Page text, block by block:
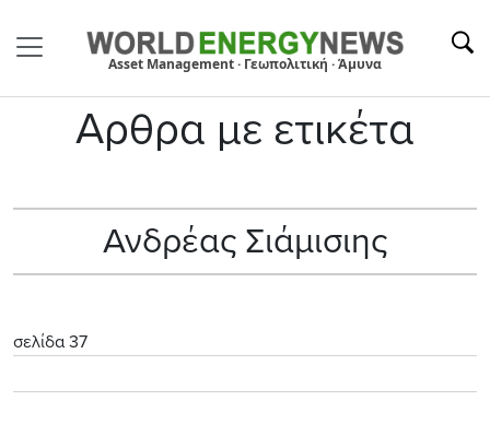
Asset Management · Γεωπολιτική · Άμυνα
Αρθρα με ετικέτα
Ανδρέας Σιάμισιης
σελίδα 37